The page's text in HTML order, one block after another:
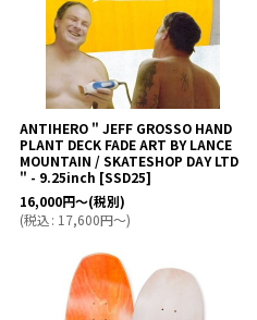
ANTIHERO " JEFF GROSSO HAND
PLANT DECK FADE ART BY LANCE
MOUNTAIN / SKATESHOP DAY LTD
" - 9.25inch [SSD25]
16,000円～(税別)
(税込: 17,600円～)